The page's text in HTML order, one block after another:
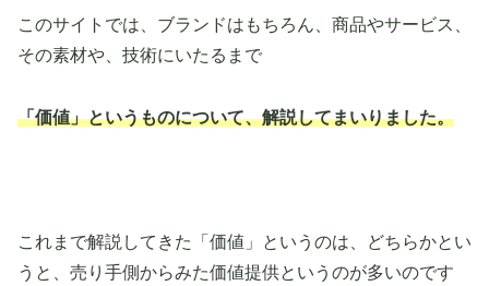
このサイトでは、ブランドはもちろん、商品やサービス、
その素材や、技術にいたるまで
「価値」というものについて、解説してまいりました。
これまで解説してきた「価値」というのは、どちらかとい
うと、売り手側からみた価値提供というのが多いのです